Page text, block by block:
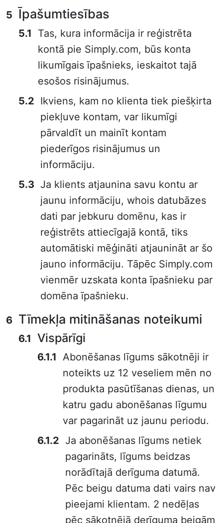
Īpašumtiesības
Tas, kura informācija ir reģistrēta
kontā pie Simply.com, būs konta
likumīgais īpašnieks, ieskaitot tajā
esošos risinājumus.
Ikviens, kam no klienta tiek piešķirta
piekļuve kontam, var likumīgi
pārvaldīt un mainīt kontam
piederīgos risinājumus un
informāciju.
Ja klients atjaunina savu kontu ar
jaunu informāciju, whois datubāzes
dati par jebkuru domēnu, kas ir
reģistrēts attiecīgajā kontā, tiks
automātiski mēģināti atjaunināt ar šo
jauno informāciju. Tāpēc Simply.com
vienmēr uzskata konta īpašnieku par
domēna īpašnieku.
Tīmekļa mitināšanas noteikumi
Vispārīgi
Abonēšanas līgums sākotnēji ir
noteikts uz 12 veseliem mēn no
produkta pasūtīšanas dienas, un
katru gadu abonēšanas līgumu
var pagarināt uz jaunu periodu.
Ja abonēšanas līgums netiek
pagarināts, līgums beidzas
norādītajā derīguma datumā.
Pēc beigu datuma dati vairs nav
pieejami klientam. 2 nedēļas
pēc sākotnējā derīguma beigām